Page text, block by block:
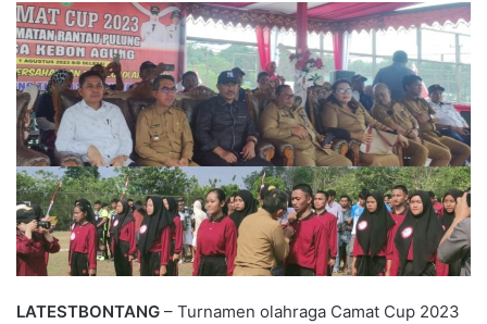
LATESTBONTANG – Turnamen olahraga Camat Cup 2023